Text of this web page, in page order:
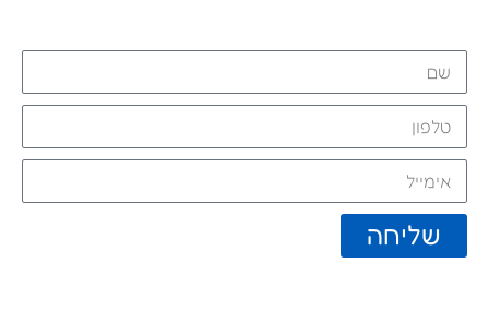
שם
טלפון
אימייל
שליחה